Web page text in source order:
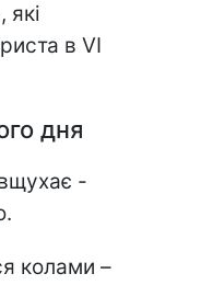
які
в VI
дня
-
колами –